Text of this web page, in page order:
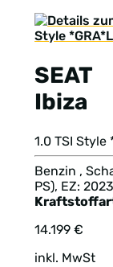
SEAT
Ibiza
1.0 TSI Style
Benzin ,
PS), EZ: 2023
14.199 €
inkl. MwSt